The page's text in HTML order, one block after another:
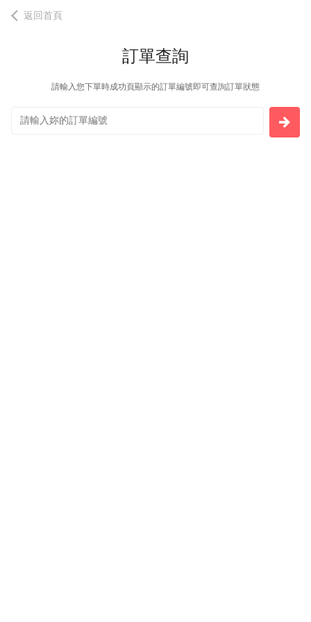
返回首頁
訂單查詢
請輸入您下單時成功頁顯示的訂單編號即可查詢訂單狀態